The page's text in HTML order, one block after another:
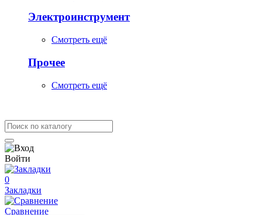
Электроинструмент
Смотреть ещё
Прочее
Смотреть ещё
Войти
0
Закладки
Сравнение